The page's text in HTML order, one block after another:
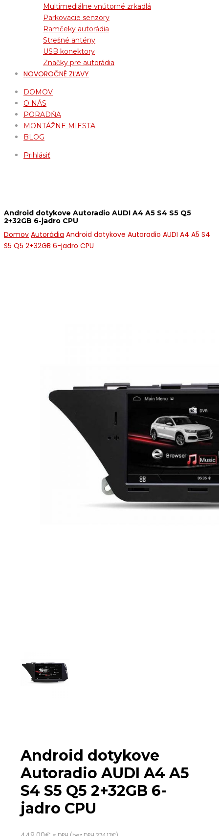
Multimediálne vnútorné zrkadlá
Parkovacie senzory
Ramčeky autorádia
Strešné antény
USB konektory
Značky pre autorádia
NOVOROČNÉ ZĽAVY
DOMOV
O NÁS
PORADŇA
MONTÁŽNE MIESTA
BLOG
Prihlásiť
Android dotykove Autoradio AUDI A4 A5 S4 S5 Q5
2+32GB 6-jadro CPU
Domov Autorádia Android dotykove Autoradio AUDI A4 A5 S4
S5 Q5 2+32GB 6-jadro CPU
Android dotykove
Autoradio AUDI A4 A5
S4 S5 Q5 2+32GB 6-
jadro CPU